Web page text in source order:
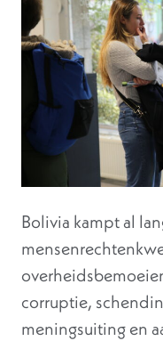
Bolivia kampt al
corruptie,
meningsuiting en